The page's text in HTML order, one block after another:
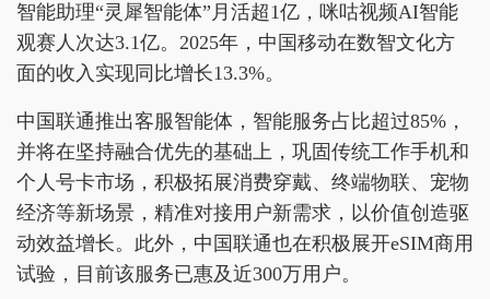
智能助理“灵犀智能体”月活超1亿，咪咕视频AI智能
观赛人次达3.1亿。2025年，中国移动在数智文化方
面的收入实现同比增长13.3%。
中国联通推出客服智能体，智能服务占比超过85%，
并将在坚持融合优先的基础上，巩固传统工作手机和
个人号卡市场，积极拓展消费穿戴、终端物联、宠物
经济等新场景，精准对接用户新需求，以价值创造驱
动效益增长。此外，中国联通也在积极展开eSIM商用
试验，目前该服务已惠及近300万用户。